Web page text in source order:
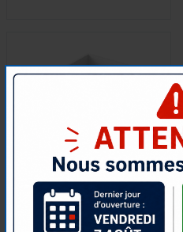
KIT DE REMPLACEMENT DU
FILTRE POUR PURIFICATEUR